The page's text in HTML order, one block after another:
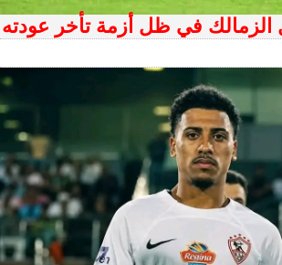
الزمالك في ظل أزمة تأخر عودته